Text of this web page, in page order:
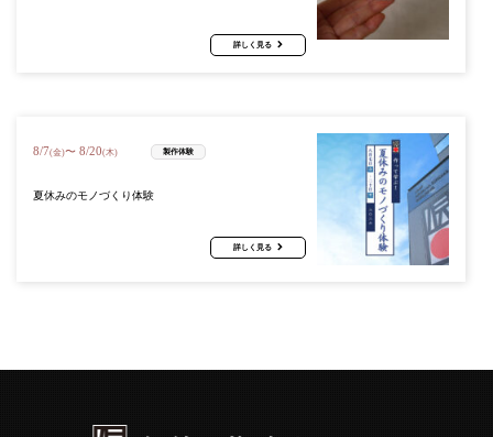
詳しく見る
8/7(金)〜 8/20(木) 製作体験
夏休みのモノづくり体験
詳しく見る